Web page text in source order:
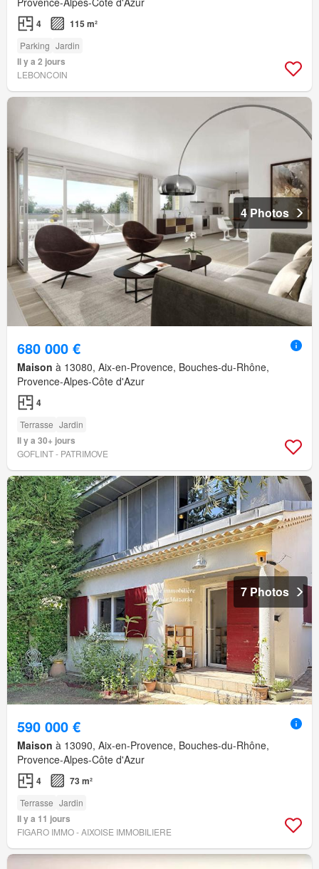
4 115 m²
Parking Jardin
Il y a 2 jours
LEBONCOIN
4 Photos
680 000 €
Maison à 13080, Aix-en-Provence, Bouches-du-Rhône,
Provence-Alpes-Côte d'Azur
4
Terrasse Jardin
Il y a 30+ jours
GOFLINT - PATRIMOVE
7 Photos
590 000 €
Maison à 13090, Aix-en-Provence, Bouches-du-Rhône,
Provence-Alpes-Côte d'Azur
4 73 m²
Terrasse Jardin
Il y a 11 jours
FIGARO IMMO - AIXOISE IMMOBILIERE